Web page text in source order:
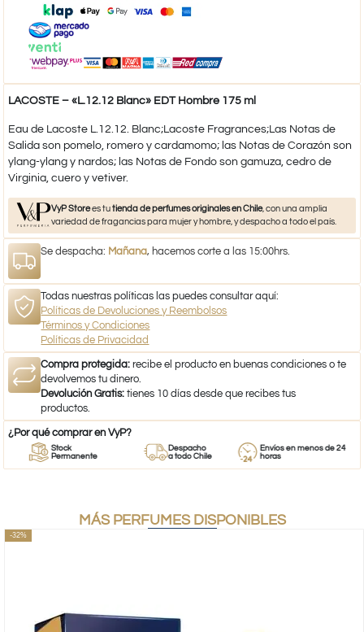
LACOSTE – «L.12.12 Blanc» EDT Hombre 175 ml
Eau de Lacoste L.12.12. Blanc;Lacoste Fragrances;Las Notas de
Salida son pomelo, romero y cardamomo; las Notas de Corazón son
ylang-ylang y nardos; las Notas de Fondo son gamuza, cedro de
Virginia, cuero y vetiver.
VyP Storees tutienda de perfumes originales en Chile, con una amplia
variedad de fragancias para mujer y hombre, y despacho a todo el país.
Se despacha: Mañana, hacemos corte a las 15:00hrs.
Todas nuestras políticas las puedes consultar aquí:
Políticas de Devoluciones y Reembolsos
Términos y Condiciones
Políticas de Privacidad
Compra protegida: recibe el producto en buenas condiciones o te
devolvemos tu dinero.
Devolución Gratis: tienes 10 días desde que recibes tus
productos.
¿Por qué comprar en VyP?
Stock
Permanente
Despacho
a todo Chile
Envíos en menos de 24
horas
MÁS PERFUMES DISPONIBLES
-32%